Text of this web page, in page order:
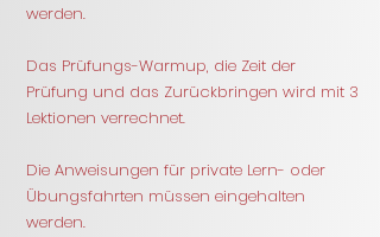
werden.
Das Prüfungs-Warmup, die Zeit der
Prüfung und das Zurückbringen wird mit 3
Lektionen verrechnet.
Die Anweisungen für private Lern- oder
Übungsfahrten müssen eingehalten
werden.